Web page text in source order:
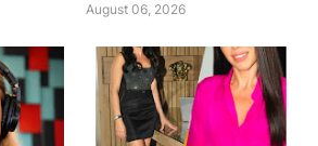
August 06, 2026